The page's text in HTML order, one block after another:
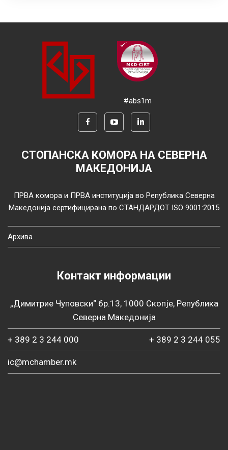
#abs1m
СТОПАНСКА КОМОРА НА СЕВЕРНА
МАКЕДОНИЈА
ПРВА комора и ПРВА институција во Република Северна
Македонија сертифицирана по СТАНДАРДОТ ISO 9001:2015
Архива
Контакт информации
„Димитрие Чуповски“ бр.13, 1000 Скопје, Република
Северна Македонија
+ 389 2 3 244 000 + 389 2 3 244 055
ic@mchamber.mk